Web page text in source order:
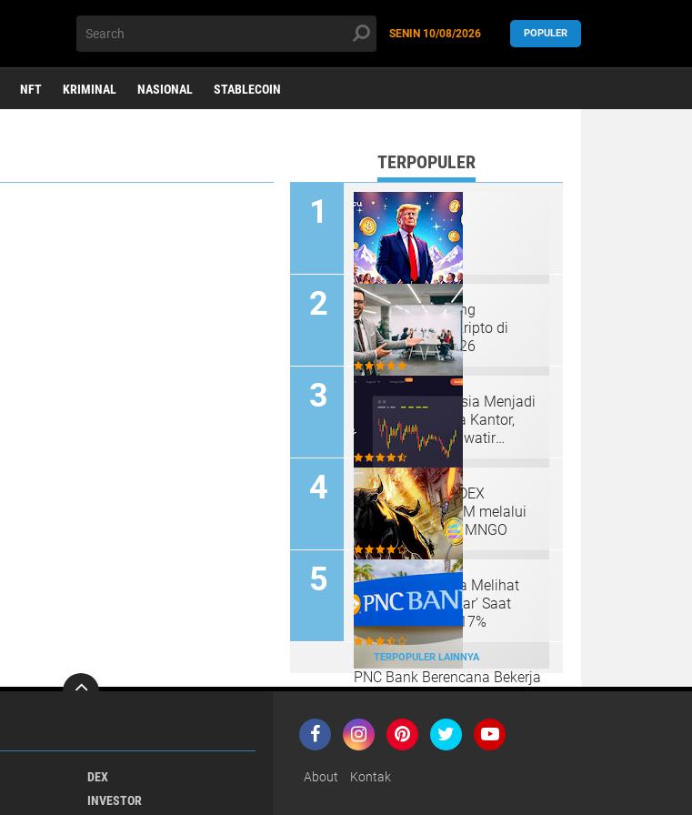
SENIN 10/08/2026 POPULER
NFT KRIMINAL NASIONAL STABLECOIN
TERPOPULER
Trump Mendukung
Kepemimpinan Kripto di
Forum Davos 2026
Penipu Kripto Rusia Menjadi
Offline, Membuka Kantor,
Bank Sentral Khawatir
Tentang Tren
Mango Markets DEX
Menggalang $70M melalui
Penjualan Token MNGO
Pedagang Solana Melihat
Panji bullish 'Besar' Saat
Harga Melonjak 17%
PNC Bank Berencana Bekerja
Sama dengan Coinbase untuk
TERPOPULER LAINNYA
DEX
INVESTOR
About Kontak